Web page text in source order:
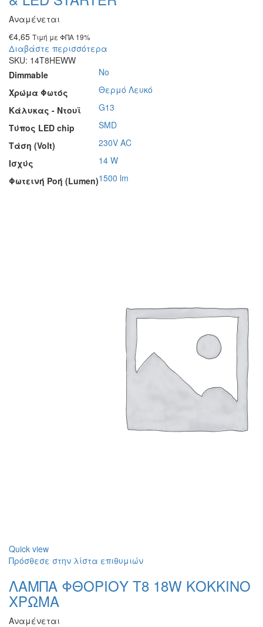
Αναμένεται
€4,65 Τιμή με ΦΠΑ 19%
Διαβάστε περισσότερα
SKU: 14T8HEWW
Dimmable
No
Χρώμα Φωτός
Θερμό Λευκό
Κάλυκας - Ντουϊ
G13
Τύπος LED chip
SMD
Τάση (Volt)
230V AC
Ισχύς
14 W
Φωτεινή Ροή (Lumen)1500 lm
Quick view
Πρόσθεσε στην λίστα επιθυμιών
ΛΑΜΠΑ ΦΘΟΡΙΟΥ T8 18W ΚΟΚΚΙΝΟ
ΧΡΩΜΑ
Αναμένεται